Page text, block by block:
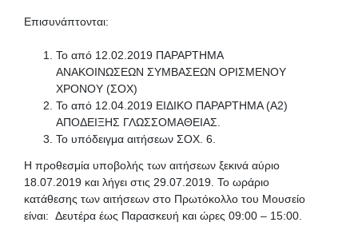
Επισυνάπτονται:
Το από 12.02.2019 ΠΑΡΑΡΤΗΜΑ
ΑΝΑΚΟΙΝΩΣΕΩΝ ΣΥΜΒΑΣΕΩΝ ΟΡΙΣΜΕΝΟΥ
ΧΡΟΝΟΥ (ΣΟΧ)
Το από 12.04.2019 ΕΙΔΙΚΟ ΠΑΡΑΡΤΗΜΑ (Α2)
ΑΠΟΔΕΙΞΗΣ ΓΛΩΣΣΟΜΑΘΕΙΑΣ.
Το υπόδειγμα αιτήσεων ΣΟΧ. 6.
Η προθεσμία υποβολής των αιτήσεων ξεκινά αύριο
18.07.2019 και λήγει στις 29.07.2019. Το ωράριο
κατάθεσης των αιτήσεων στο Πρωτόκολλο του Μουσείο
είναι: Δευτέρα έως Παρασκευή και ώρες 09:00 – 15:00.